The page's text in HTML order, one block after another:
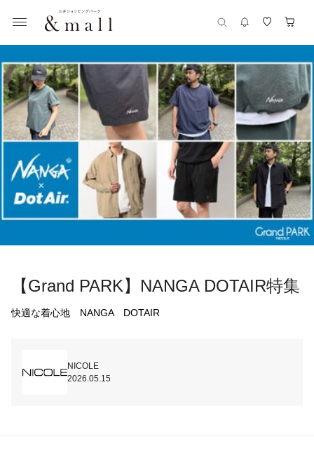
【Grand PARK】NANGA DOTAIR特集
快適な着心地　NANGA　DOTAIR
NICOLE
2026.05.15